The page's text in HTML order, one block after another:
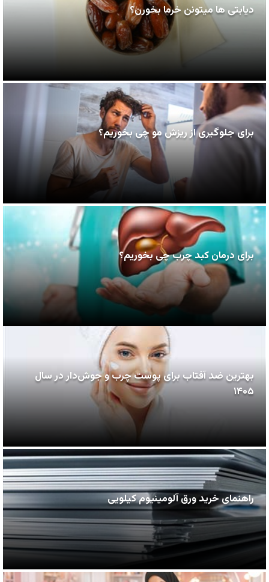
دیابتی ها میتونن خرما بخورن؟
برای جلوگیری از ریزش مو چی بخوریم؟
برای درمان کبد چرب چی بخوریم؟
بهترین ضد آفتاب برای پوست چرب و جوش‌دار در سال
۱۴۰۵
راهنمای خرید ورق آلومینیوم کیلویی